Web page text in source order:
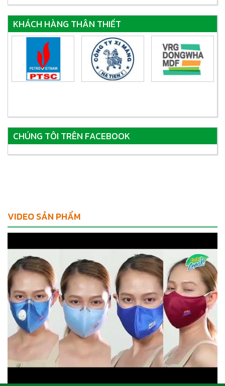
KHÁCH HÀNG THÂN THIẾT
CHÚNG TÔI TRÊN FACEBOOK
VIDEO SẢN PHẨM